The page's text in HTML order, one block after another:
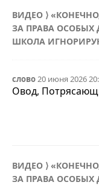
ВИДЕО ⟩
ЗА ПРАВА ОСОБЫХ
ШКОЛА
слово20 июня 2026
Овод,
ВИДЕО ⟩
ЗА ПРАВА ОСОБЫХ